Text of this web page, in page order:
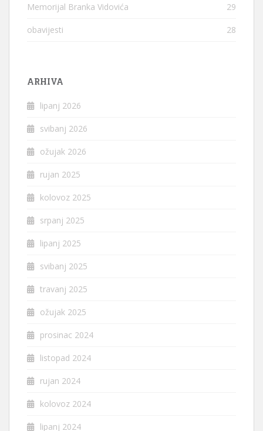
Memorijal Branka Vidovića 29
obavijesti 28
ARHIVA
lipanj 2026
svibanj 2026
ožujak 2026
rujan 2025
kolovoz 2025
srpanj 2025
lipanj 2025
svibanj 2025
travanj 2025
ožujak 2025
prosinac 2024
listopad 2024
rujan 2024
kolovoz 2024
lipanj 2024